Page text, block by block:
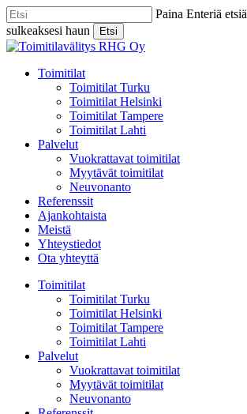
Skip
to
main
content
Paina Enteriä
sulkeaksesi haun
Etsi
Close
Menu
Toimitilat
Toimitilat Turku
Toimitilat Helsinki
Toimitilat Tampere
Toimitilat Lahti
Palvelut
Vuokrattavat toimitilat
Myytävät toimitilat
Neuvonanto
Referenssit
Ajankohtaista
Meistä
Yhteystiedot
Ota yhteyttä
Toimitilat
Toimitilat Turku
Toimitilat Helsinki
Toimitilat Tampere
Toimitilat Lahti
Palvelut
Vuokrattavat toimitilat
Myytävät toimitilat
Neuvonanto